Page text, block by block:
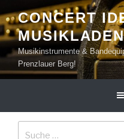
Inhalt
springen
CONCERT
Musikinstrumente &
Prenzlauer Berg!